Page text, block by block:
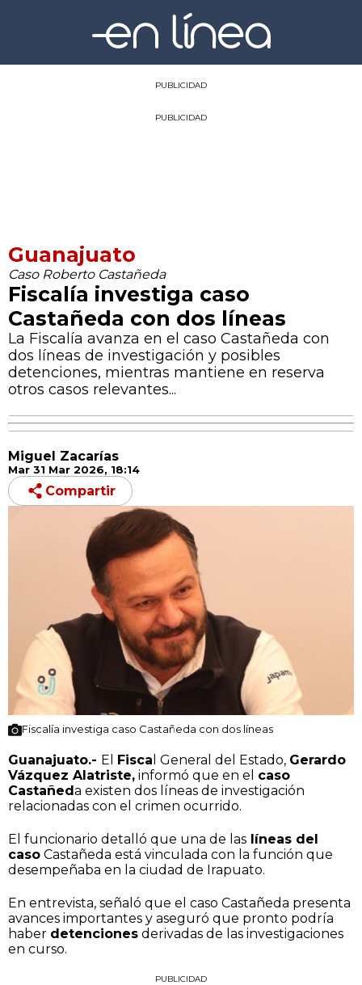
PUBLICIDAD
PUBLICIDAD
Guanajuato
Caso Roberto Castañeda
Fiscalía investiga caso
Castañeda con dos líneas
La Fiscalía avanza en el caso Castañeda con
dos líneas de investigación y posibles
detenciones, mientras mantiene en reserva
otros casos relevantes...
Miguel Zacarías
Mar 31 Mar 2026, 18:14
Compartir
Fiscalía investiga caso Castañeda con dos líneas
Guanajuato.- El Fisca l General del Estado, Gerardo
Vázquez Alatriste, informó que en el caso
Castañeda existen dos líneas de investigación
relacionadas con el crimen ocurrido.
El funcionario detalló que una de las líneas del
caso Castañeda está vinculada con la función que
desempeñaba en la ciudad de Irapuato.
En entrevista, señaló que el caso Castañeda presenta
avances importantes y aseguró que pronto podría
haber detenciones derivadas de las investigaciones
en curso.
PUBLICIDAD